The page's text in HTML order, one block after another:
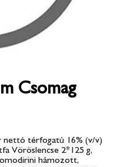
Csomag
nettó térfogatú 16% (v/v)
Vöröslencse 2*125 g,
hámozott,